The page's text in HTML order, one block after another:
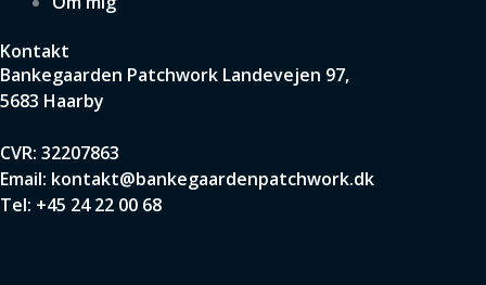
Kontakt
Bankegaarden Patchwork Landevejen 97,
5683 Haarby
CVR: 32207863
Email: kontakt@bankegaardenpatchwork.dk
Tel: +45 24 22 00 68